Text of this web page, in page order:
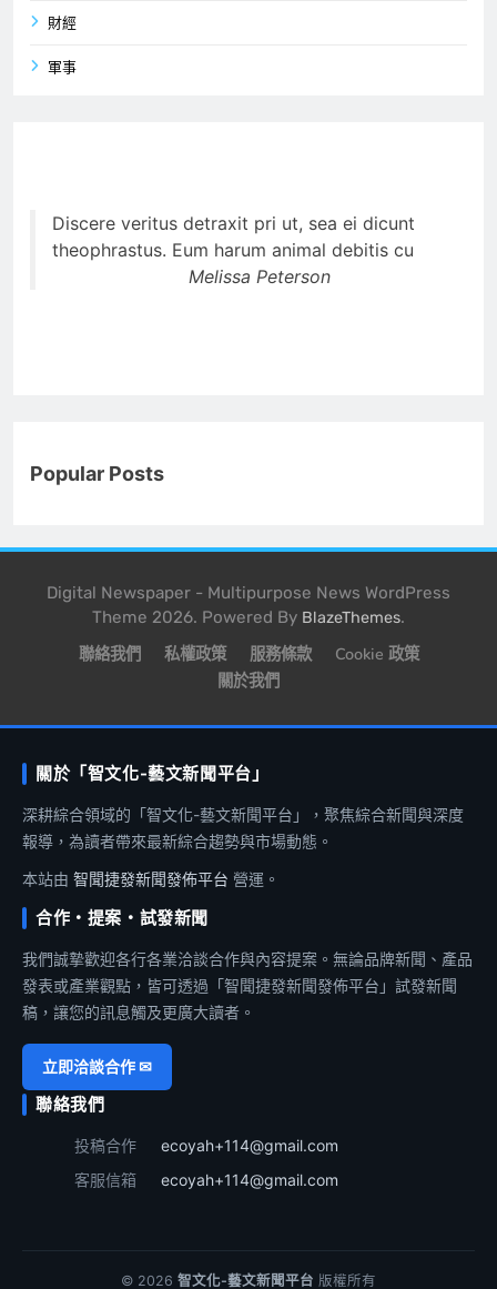
財經
軍事
Discere veritus detraxit pri ut, sea ei dicunt
theophrastus. Eum harum animal debitis cu
Melissa Peterson
Popular Posts
Digital Newspaper - Multipurpose News WordPress
Theme 2026. Powered By BlazeThemes.
聯絡我們 私權政策 服務條款
Cookie 政策
關於我們
關於「智文化-藝文新聞平台」
深耕綜合領域的「智文化-藝文新聞平台」，聚焦綜合新聞與深度
報導，為讀者帶來最新綜合趨勢與市場動態。
本站由 智聞捷發新聞發佈平台 營運。
合作・提案・試發新聞
我們誠摯歡迎各行各業洽談合作與內容提案。無論品牌新聞、產品
發表或產業觀點，皆可透過「智聞捷發新聞發佈平台」試發新聞
稿，讓您的訊息觸及更廣大讀者。
立即洽談合作 ✉
聯絡我們
投稿合作
ecoyah+114@gmail.com
客服信箱
ecoyah+114@gmail.com
© 2026 智文化-藝文新聞平台 版權所有